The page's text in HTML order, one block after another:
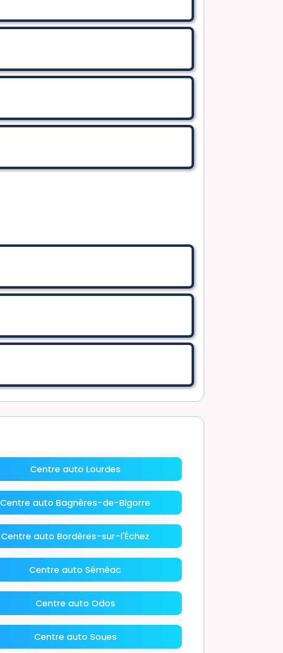
Centre auto Lourdes
Centre auto Bagnères-de-Bigorre
Centre auto Bordères-sur-l'Échez
Centre auto Séméac
Centre auto Odos
Centre auto Soues